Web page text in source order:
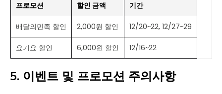
프로모션 할인 금액 기간
배달의민족 할인 2,000원 할인 12/20~22, 12/27~29
요기요 할인 6,000원 할인 12/16~22
5. 이벤트 및 프로모션 주의사항